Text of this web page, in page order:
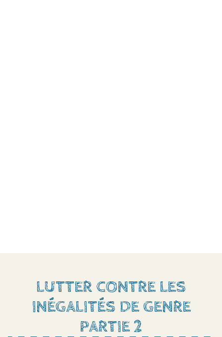
LUTTER CONTRE LES
INÉGALITÉS DE GENRE
PARTIE 2